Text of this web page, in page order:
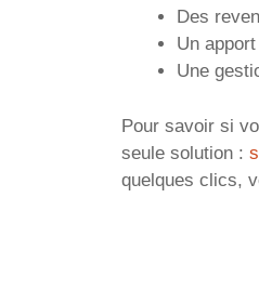
Des
Un
Une
Pour savoir si
seule solution :
quelques clics,